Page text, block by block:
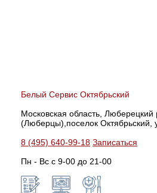
Белый Сервис Октябрьский
Московская область, Люберецкий
(Люберцы),поселок Октябрьский,
8 (495) 640-99-18 Записаться
Пн - Вс с 9-00 до 21-00